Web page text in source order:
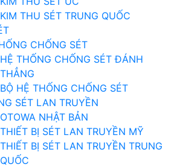
KIM THU SÉT TRUNG QUỐC
CHỐNG SÉT
HỆ THỐNG CHỐNG SÉT ĐÁNH
THẲNG
BỘ HỆ THỐNG CHỐNG SÉT
SÉT LAN TRUYỀN
OTOWA NHẬT BẢN
THIẾT BỊ SÉT LAN TRUYỀN MỸ
THIẾT BỊ SÉT LAN TRUYỀN TRUNG
QUỐC